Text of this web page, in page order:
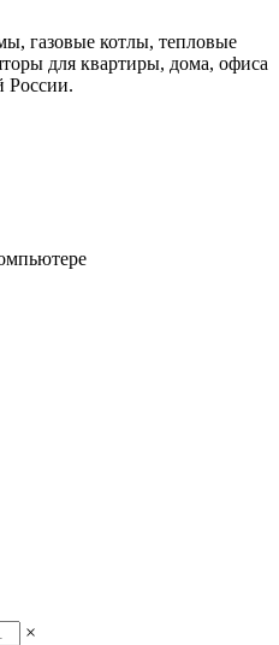
газовые котлы, тепловые
для квартиры, дома, офиса
России.
×